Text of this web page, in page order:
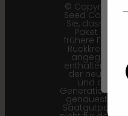
© Copyright
Seed
Sie, dass Sie
Paket
frühere
angegeben
enthaltenen
der neuesten
und die
genauesten